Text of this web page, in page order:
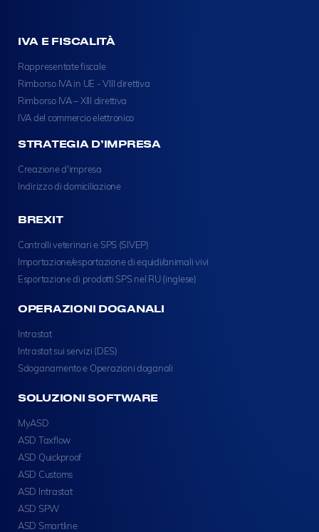
IVA E FISCALITÀ
Rappresentate fiscale
Rimborso IVA in UE - VIII direttiva
Rimborso IVA – XIII direttiva
IVA del commercio elettronico
STRATEGIA D’IMPRESA
Creazione d'impresa
Indirizzo di domiciliazione
BREXIT
Controlli veterinari e SPS (SIVEP)
Importazione/esportazione di equidi/animali vivi
Esportazione di prodotti SPS nel RU (inglese)
OPERAZIONI DOGANALI
Intrastat
Intrastat sui servizi (DES)
Sdoganamento e Operazioni doganali
SOLUZIONI SOFTWARE
MyASD
ASD Taxflow
ASD Quickproof
ASD Customs
ASD Intrastat
ASD SPW
ASD Smartline